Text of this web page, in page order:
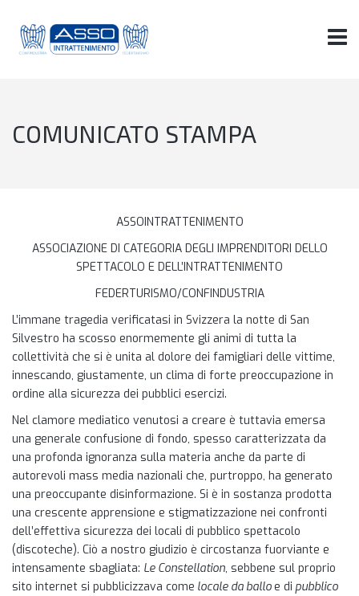
COMUNICATO STAMPA
ASSOINTRATTENIMENTO
ASSOCIAZIONE DI CATEGORIA DEGLI IMPRENDITORI DELLO
SPETTACOLO E DELL’INTRATTENIMENTO
FEDERTURISMO/CONFINDUSTRIA
L’immane tragedia verificatasi in Svizzera la notte di San
Silvestro ha scosso enormemente gli animi di tutta la
collettività che si è unita al dolore dei famigliari delle vittime,
innescando, giustamente, un clima di forte preoccupazione in
ordine alla sicurezza dei pubblici esercizi.
Nel clamore mediatico venutosi a creare è tuttavia emersa
una generale confusione di fondo, spesso caratterizzata da
una profonda ignoranza sulla materia anche da parte di
autorevoli mass media nazionali che, purtroppo, ha generato
una preoccupante disinformazione. Si è in sostanza prodotta
una crescente apprensione e stigmatizzazione nei confronti
dell’effettiva sicurezza dei locali di pubblico spettacolo
(discoteche). Ciò a nostro giudizio è circostanza fuorviante e
intensamente sbagliata: Le Constellation, sebbene sul proprio
sito internet si pubblicizzava come locale da balloe di pubblico